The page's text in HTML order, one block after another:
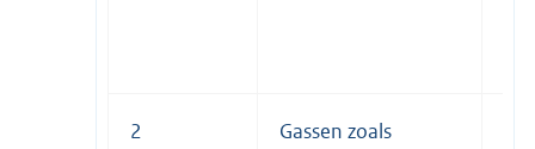
2
Gassen zoals